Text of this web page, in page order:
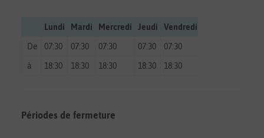
Lundi Mardi Mercredi Jeudi Vendredi
De 07:30 07:30 07:30 07:30 07:30
à 18:30 18:30 18:30 18:30 18:30
Périodes de fermeture